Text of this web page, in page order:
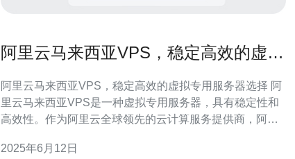
阿里云马来西亚VPS，稳定高效的虚拟
阿里云马来西亚VPS，稳定高效的虚拟专用服务器选择 阿
里云马来西亚VPS是一种虚拟专用服务器，具有稳定性和
高效性。作为阿里云全球领先的云计算服务提供商，阿里
马来西亚VPS，可以获得稳定可靠的服务器性能，满足各
2025年6月12日